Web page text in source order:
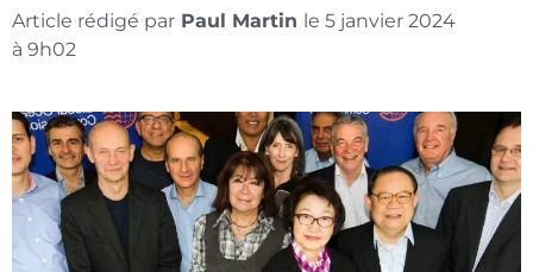
Article rédigé par Paul Martin le 5 janvier 2024
à 9h02